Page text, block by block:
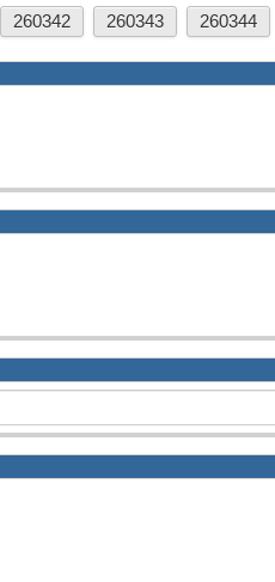
260342 260343 260344